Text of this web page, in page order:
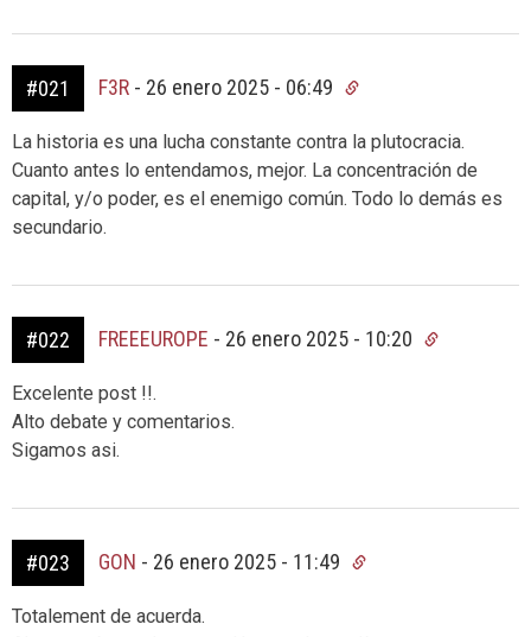
#021 F3R - 26 enero 2025 - 06:49
La historia es una lucha constante contra la plutocracia.
Cuanto antes lo entendamos, mejor. La concentración de
capital, y/o poder, es el enemigo común. Todo lo demás es
secundario.
#022 FREEEUROPE - 26 enero 2025 - 10:20
Excelente post !!.
Alto debate y comentarios.
Sigamos asi.
#023 GON - 26 enero 2025 - 11:49
Totalement de acuerda.